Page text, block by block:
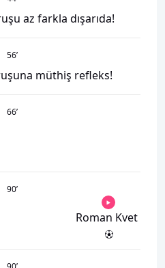
az farkla dışarıda!
56’
müthiş refleks!
66’
90’
Roman Kvet